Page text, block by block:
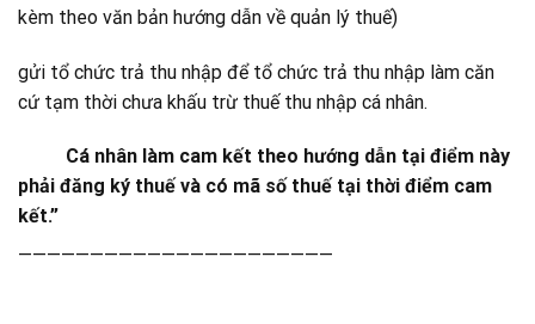
kèm theo văn bản hướng dẫn về quản lý thuế)
gửi tổ chức trả thu nhập để tổ chức trả thu nhập làm căn
cứ tạm thời chưa khấu trừ thuế thu nhập cá nhân.
Cá nhân làm cam kết theo hướng dẫn tại điểm này
phải đăng ký thuế và có mã số thuế tại thời điểm cam
kết.”
——————————————————————